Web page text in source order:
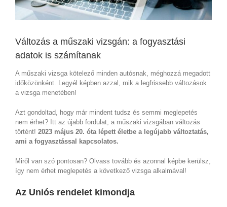
Változás a műszaki vizsgán: a fogyasztási
adatok is számítanak
A műszaki vizsga kötelező minden autósnak, méghozzá megadott
időközönként. Legyél képben azzal, mik a legfrissebb változások
a vizsga menetében!
Azt gondoltad, hogy már mindent tudsz és semmi meglepetés
nem érhet? Itt az újabb fordulat, a műszaki vizsgában változás
történt! 2023 május 20. óta lépett életbe a legújabb változtatás,
ami a fogyasztással kapcsolatos.
Miről van szó pontosan? Olvass tovább és azonnal képbe kerülsz,
így nem érhet meglepetés a következő vizsga alkalmával!
Az Uniós rendelet kimondja